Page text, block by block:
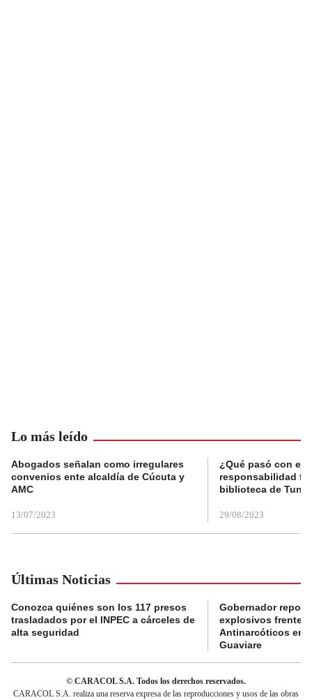
Lo más leído
Abogados señalan como irregulares
convenios ente alcaldía de Cúcuta y
AMC
13/07/2023
¿Qué pasó con el
responsabilidad
biblioteca de
29/08/2023
Últimas Noticias
Conozca quiénes son los 117 presos
trasladados por el INPEC a cárceles de
alta seguridad
Gobernador
explosivos frente a
Antinarcóticos en
Guaviare
© CARACOL S.A. Todos los derechos reservados.
CARACOL S.A. realiza una reserva expresa de las reproducciones y usos de las obras